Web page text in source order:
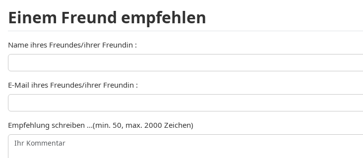
Einem Freund empfehlen
Name ihres Freundes/ihrer Freundin :
E-Mail ihres Freundes/ihrer Freundin :
Empfehlung schreiben ...(min. 50, max. 2000 Zeichen)